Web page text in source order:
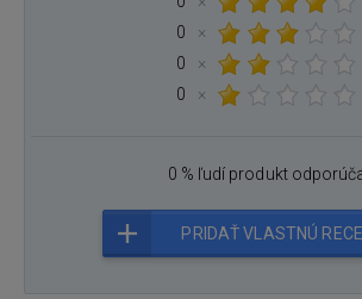
0
×
0
×
0
×
0 % ľudí produkt
PRIDAŤ VLASTNÚ